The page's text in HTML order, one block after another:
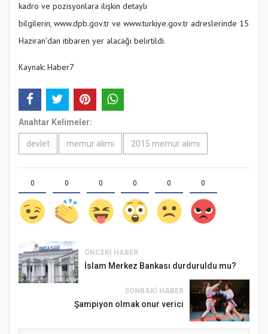
kadro ve pozisyonlara ilişkin detaylı
bilgilerin, www.dpb.gov.tr ve www.turkiye.gov.tr adreslerinde 15
Haziran'dan itibaren yer alacağı belirtildi.
Kaynak: Haber7
Anahtar Kelimeler:
devlet memur alımı 2015 memur alımı
0 0 0 0 0 0
ÖNCEKI HABER
İslam Merkez Bankası durduruldu mu?
SONRAKI HABER
Şampiyon olmak onur verici